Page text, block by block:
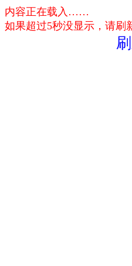
内容正在载入……
如果超过5秒没显示，请刷